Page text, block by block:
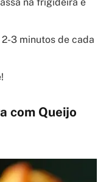
3 minutos de cada
com Queijo